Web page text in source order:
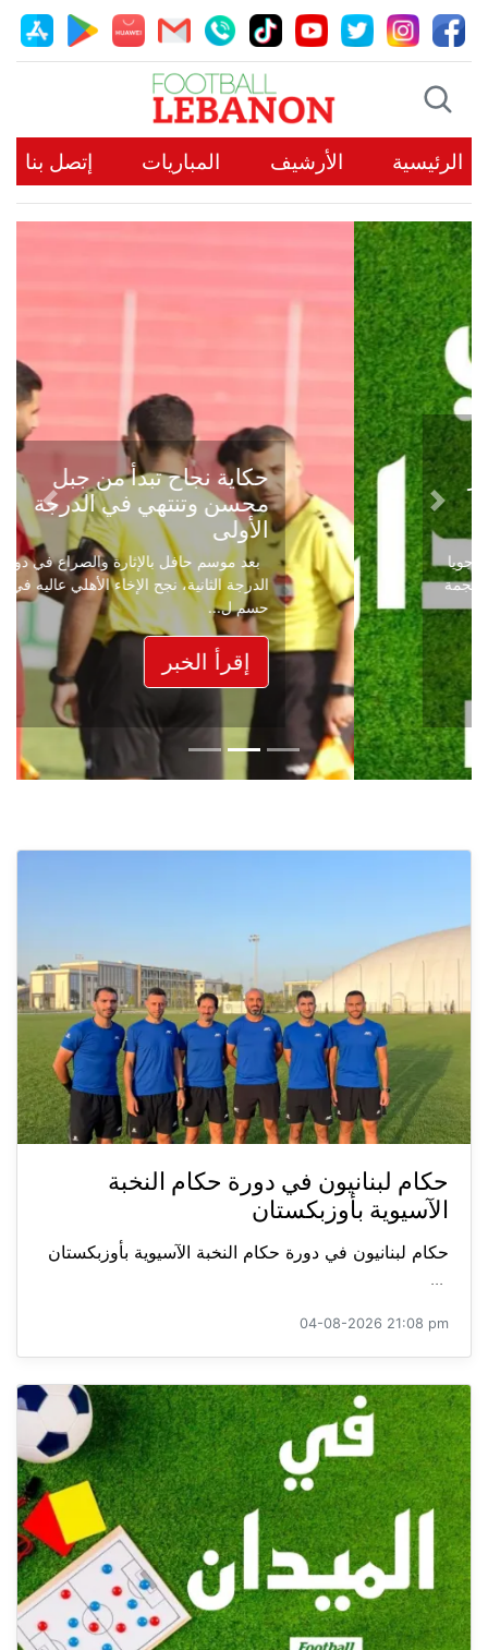
الرئيسية الأرشيف المباريات إتصل بنا
حكاية نجاح تبدأ من جبل
محسن وتنتهي في الدرجة
الأولى
بعد موسم حافل بالإثارة والصراع في دوري
الدرجة الثانية، نجح الإخاء الأهلي عاليه في
حسم ل...
إقرأ الخبر
Previous
Next
حكام لبنانيون في دورة حكام النخبة
الآسيوية بأوزبكستان
حكام لبنانيون في دورة حكام النخبة الآسيوية بأوزبكستان
...
04-08-2026 21:08 pm